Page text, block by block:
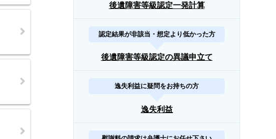
後遺障害等級認定一発計算
認定結果が非該当・想定より低かった方
後遺障害等級認定の異議申立て
逸失利益に疑問をお持ちの方
逸失利益